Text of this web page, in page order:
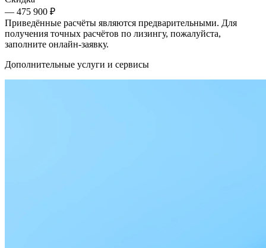
— 475 900 ₽
Приведённые расчёты являются предварительными. Для
получения точных расчётов по лизингу, пожалуйста,
заполните онлайн-заявку.
Дополнительные услуги и сервисы